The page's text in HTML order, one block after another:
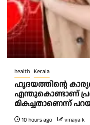
health Kerala
ഹൃദയത്തിന്റെ
എന്തുകൊണ്ടാണ്
മികച്ചതാണെന്ന്
10 hours ago vinaya k